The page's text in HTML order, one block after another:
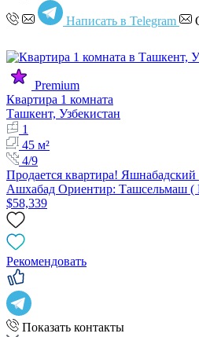
Написать в Telegram
Premium
Квартира 1 комната
Ташкент, Узбекистан
1
45 м²
4/9
Продается квартира!
Ашхабад Ориентир: Ташсельмаш
$58,339
Рекомендовать
Показать контакты